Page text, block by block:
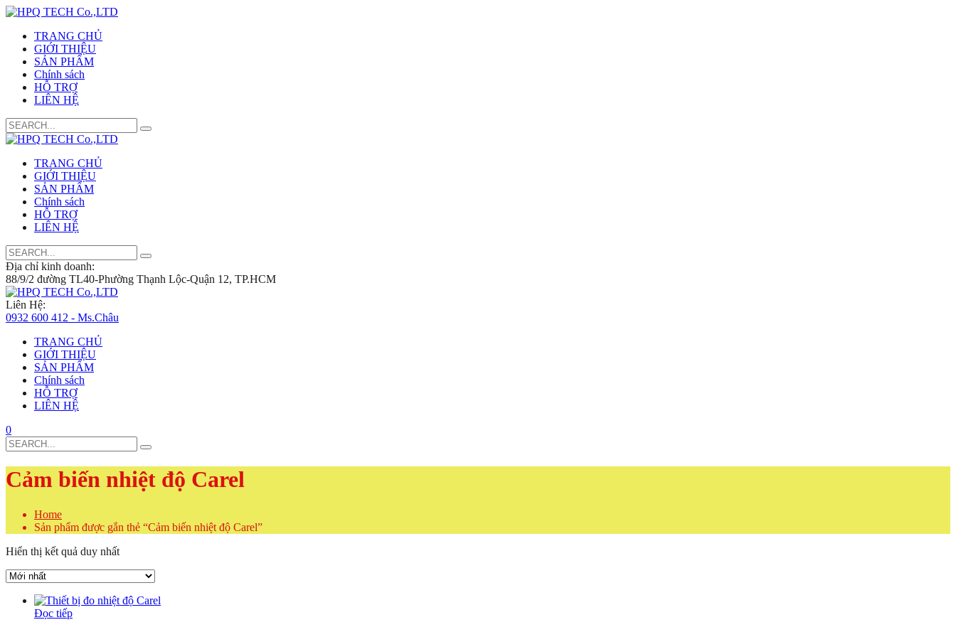
TRANG CHỦ
GIỚI THIỆU
SẢN PHẨM
Chính sách
HỖ TRỢ
LIÊN HỆ
Search
for:
TRANG CHỦ
GIỚI THIỆU
SẢN PHẨM
Chính sách
HỖ TRỢ
LIÊN HỆ
Search
for:
Địa chỉ kinh doanh:
88/9/2 đường TL40-Phường Thạnh Lộc-Quận 12, TP.HCM
Liên Hệ:
0932 600 412 - Ms.Châu
TRANG CHỦ
GIỚI THIỆU
SẢN PHẨM
Chính sách
HỖ TRỢ
LIÊN HỆ
0
Search
for:
Cảm biến nhiệt độ Carel
Home
Sản phẩm được gắn thẻ “Cảm biến nhiệt độ Carel”
Hiển thị kết quả duy nhất
Đọc tiếp